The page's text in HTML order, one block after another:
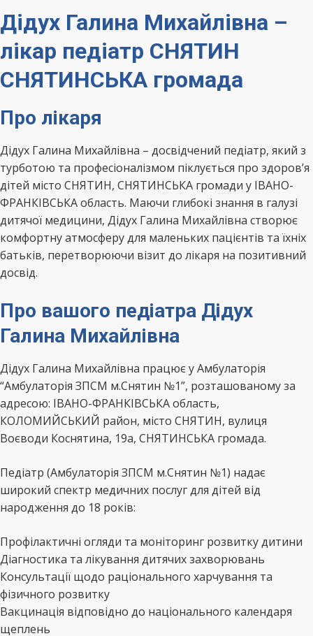
Дідух Галина Михайлівна –
лікар педіатр СНЯТИН
СНЯТИНСЬКА громада
Про лікаря
Дідух Галина Михайлівна – досвідчений педіатр, який з
турботою та професіоналізмом піклується про здоров’я
дітей місто СНЯТИН, СНЯТИНСЬКА громади у ІВАНО-
ФРАНКІВСЬКА область. Маючи глибокі знання в галузі
дитячої медицини, Дідух Галина Михайлівна створює
комфортну атмосферу для маленьких пацієнтів та їхніх
батьків, перетворюючи візит до лікаря на позитивний
досвід.
Про вашого педіатра Дідух
Галина Михайлівна
Дідух Галина Михайлівна працює у Амбулаторія
“Амбулаторія ЗПСМ м.Снятин №1”, розташованому за
адресою: ІВАНО-ФРАНКІВСЬКА область,
КОЛОМИЙСЬКИЙ район, місто СНЯТИН, вулиця
Воєводи Коснятина, 19а, СНЯТИНСЬКА громада.
Педіатр (Амбулаторія ЗПСМ м.Снятин №1) надає
широкий спектр медичних послуг для дітей від
народження до 18 років:
Профілактичні огляди та моніторинг розвитку дитини
Діагностика та лікування дитячих захворювань
Консультації щодо раціонального харчування та
фізичного розвитку
Вакцинація відповідно до національного календаря
щеплень